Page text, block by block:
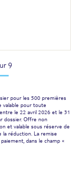
9
pour les 500 premières
valable pour toute
le 22 avril 2026 et le 31
dossier. Offre non
et valable sous réserve de
réduction. La remise
dans le champ «